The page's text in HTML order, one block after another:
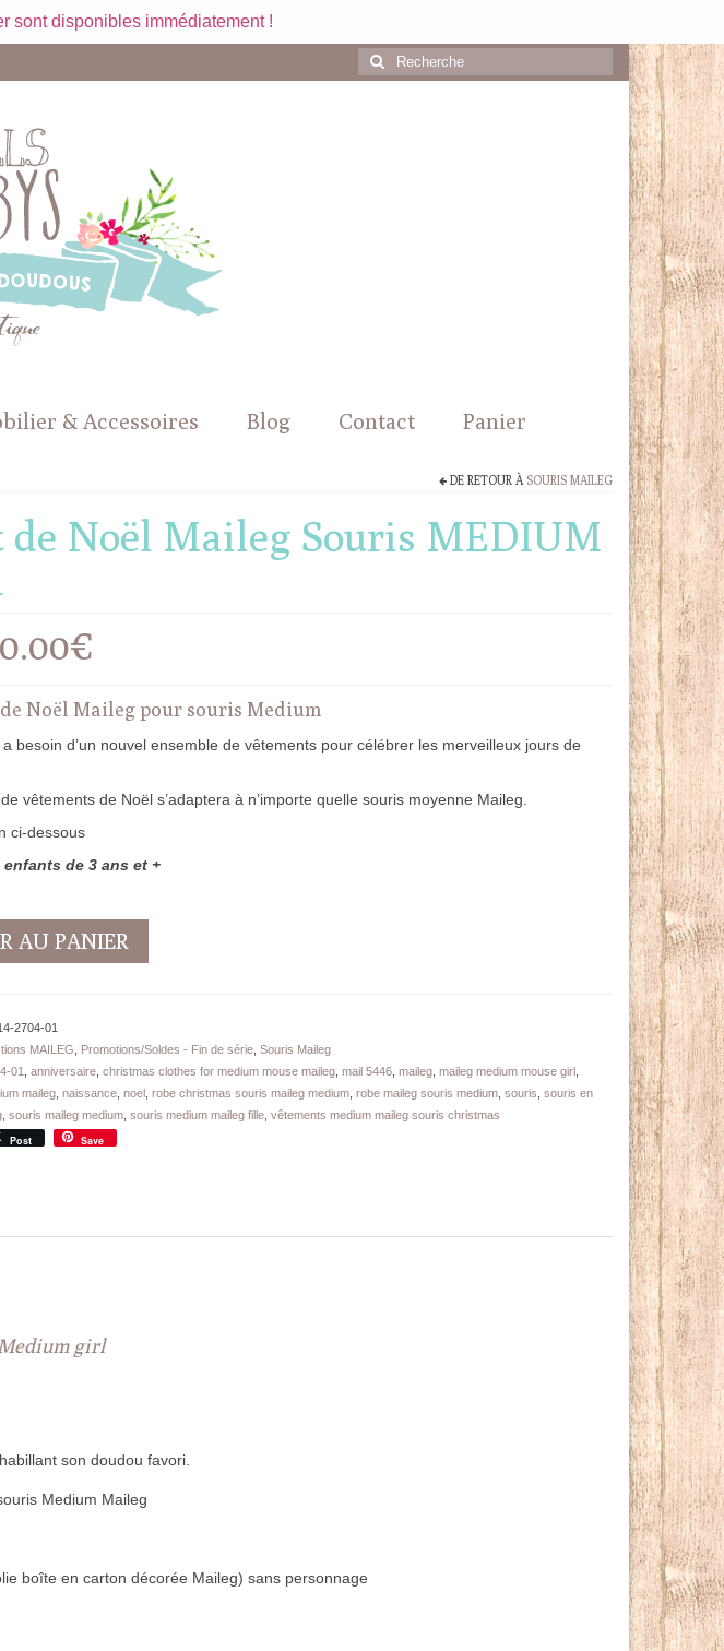
sont disponibles immédiatement !
Rechercher
:
& Accessoires Blog Contact Panier
DE RETOUR À SOURIS MAILEG
de Noël Maileg Souris MEDIUM
prix
:
€Le
prix
actuel
est :
Noël Maileg pour souris Medium
besoin d’un nouvel ensemble de vêtements pour célébrer les merveilleux jours de
vêtements de Noël s’adaptera à n’importe quelle souris moyenne Maileg.
ci-dessous
de 3 ans et +
AU PANIER
2704-01
MAILEG Promotions/Soldes - Fin de série, Souris Maileg
01 anniversaire, christmas clothes for medium mouse maileg, mail 5446, maileg, maileg medium mouse girl,
maileg, naissance, noel, robe christmas souris maileg medium, robe maileg souris medium, souris souris en
, souris maileg medium, souris medium maileg fille, vêtements medium maileg souris christmas
Post Save
girl
son doudou favori.
Medium Maileg
boîte en carton décorée Maileg) sans personnage